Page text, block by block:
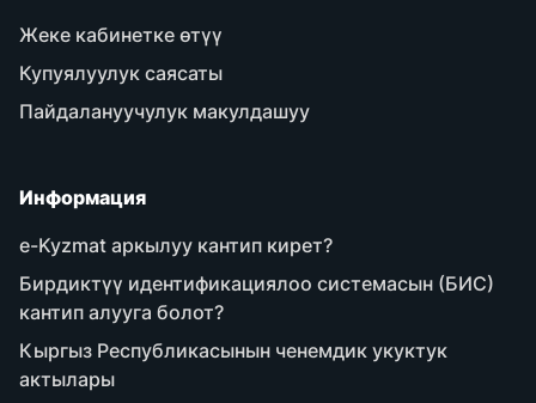
Жеке кабинетке өтүү
Купуялуулук саясаты
Пайдалануучулук макулдашуу
Информация
e-Kyzmat аркылуу кантип кирет?
Бирдиктүү идентификациялоо системасын (БИС)
кантип алууга болот?
Кыргыз Республикасынын ченемдик укуктук
актылары